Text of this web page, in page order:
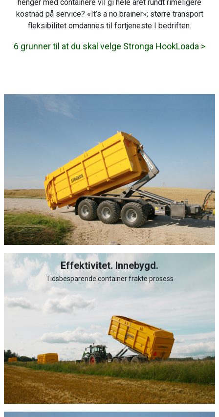
henger med containere vil gi hele året rundt rimeligere
kostnad på service? «It’s a no brainer»; større transport
fleksibilitet omdannes til fortjeneste I bedriften.
6 grunner til at du skal velge Stronga HookLoada >
Effektivitet. Innebygd.
Tidsbesparende container frakte prosess